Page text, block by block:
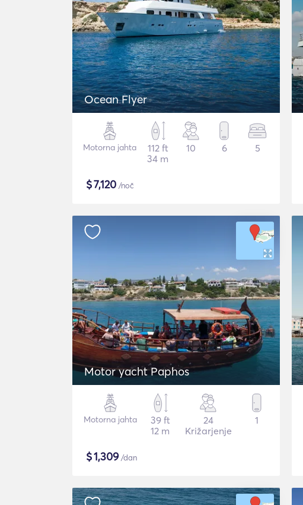
Ocean Flyer
Motorna jahta
112 ft
34 m
10 6 5
$7,120 /noč
Motor yacht Paphos
Motorna jahta
39 ft
12 m
24
Križarjenje
1
$1,309/dan